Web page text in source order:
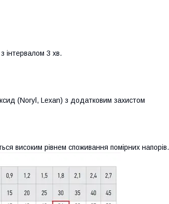
інтервалом 3 хв.
(Noryl, Lexan) з додатковим захистом
високим рівнем споживання помірних напорів.